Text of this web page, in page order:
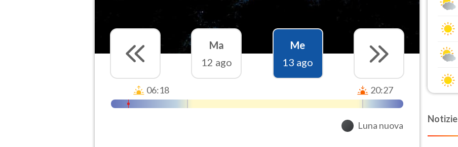
Ma
12 ago
Me
13 ago
06:18 20:27
Luna nuova
Notizie